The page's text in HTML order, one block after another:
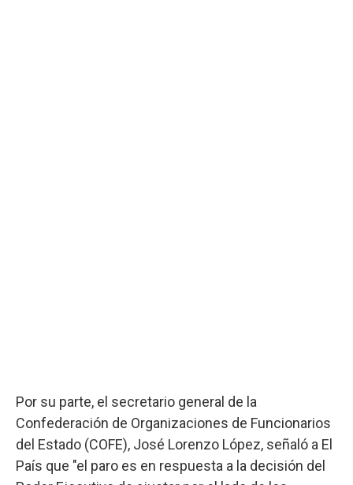
Por su parte, el secretario general de la
Confederación de Organizaciones de Funcionarios
del Estado (COFE), José Lorenzo López, señaló a El
País que "el paro es en respuesta a la decisión del